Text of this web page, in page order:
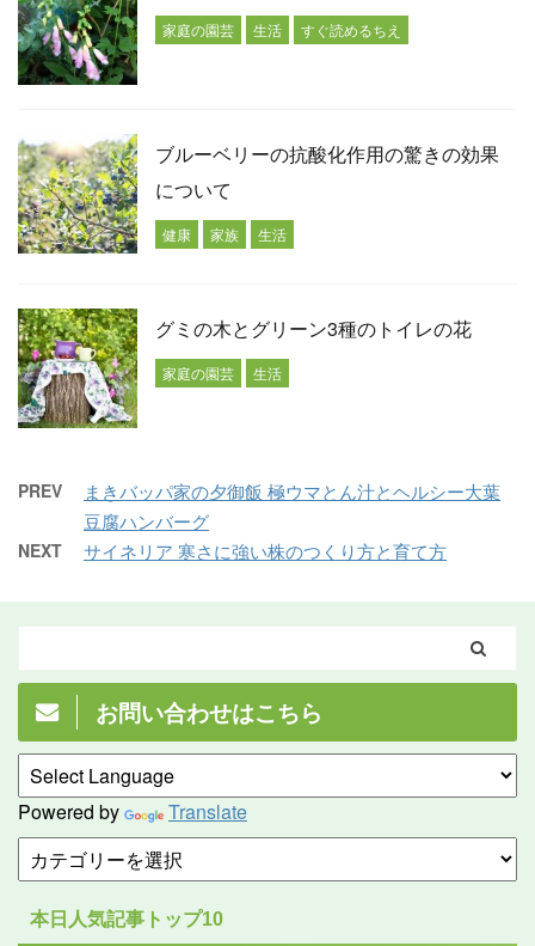
家庭の園芸 生活 すぐ読めるちえ
ブルーベリーの抗酸化作用の驚きの効果
について
健康 家族 生活
グミの木とグリーン3種のトイレの花
家庭の園芸 生活
PREV
まきバッパ家の夕御飯 極ウマとん汁とヘルシー大葉
豆腐ハンバーグ
NEXT サイネリア 寒さに強い株のつくり方と育て方
お問い合わせはこちら
Powered by Translate
本日人気記事トップ10